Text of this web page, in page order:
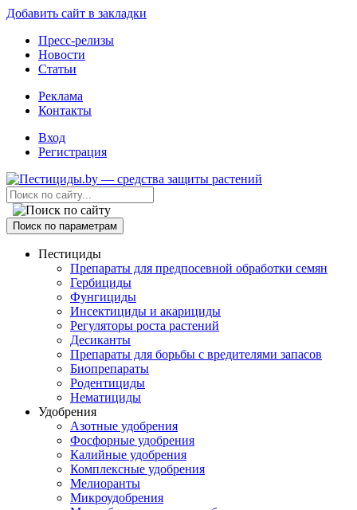
Добавить сайт в закладки
Пресс-релизы
Новости
Статьи
Реклама
Контакты
Вход
Регистрация
Поиск по параметрам
Пестициды
Препараты для предпосевной обработки семян
Гербициды
Фунгициды
Инсектициды и акарициды
Регуляторы роста растений
Десиканты
Препараты для борьбы с вредителями запасов
Биопрепараты
Родентициды
Нематициды
Удобрения
Азотные удобрения
Фосфорные удобрения
Калийные удобрения
Комплексные удобрения
Мелиоранты
Микроудобрения